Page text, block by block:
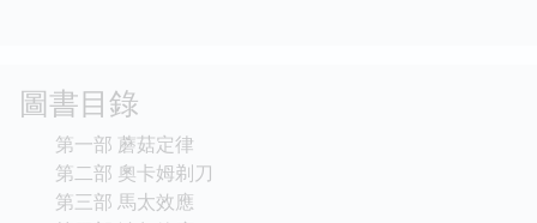
圖書目錄
第一部 蘑菇定律
第二部 奧卡姆剃刀
第三部 馬太效應